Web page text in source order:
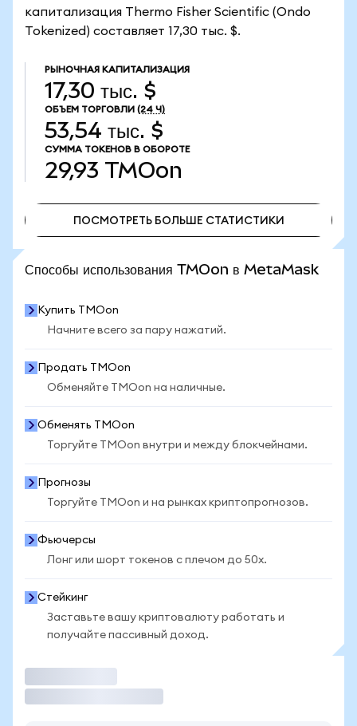
капитализация Thermo Fisher Scientific (Ondo
Tokenized) составляет 17,30 тыс. $.
РЫНОЧНАЯ КАПИТАЛИЗАЦИЯ
17,30 тыс. $
ОБЪЕМ ТОРГОВЛИ (24 Ч)
53,54 тыс. $
СУММА ТОКЕНОВ В ОБОРОТЕ
29,93 TMOon
ПОСМОТРЕТЬ БОЛЬШЕ СТАТИСТИКИ
Способы использования TMOon в MetaMask
Купить TMOon
Начните всего за пару нажатий.
Продать TMOon
Обменяйте TMOon на наличные.
Обменять TMOon
Торгуйте TMOon внутри и между блокчейнами.
Прогнозы
Торгуйте TMOon и на рынках криптопрогнозов.
Фьючерсы
Лонг или шорт токенов с плечом до 50x.
Стейкинг
Заставьте вашу криптовалюту работать и
получайте пассивный доход.